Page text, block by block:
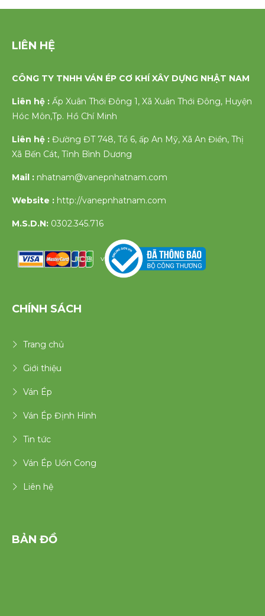
LIÊN HỆ
CÔNG TY TNHH VÁN ÉP CƠ KHÍ XÂY DỰNG NHẬT NAM
Liên hệ : Ấp Xuân Thới Đông 1, Xã Xuân Thới Đông, Huyện
Hóc Môn,Tp. Hồ Chí Minh
Liên hệ : Đường ĐT 748, Tổ 6, ấp An Mỹ, Xã An Điền, Thị
Xã Bến Cát, Tỉnh Bình Dương
Mail : nhatnam@vanepnhatnam.com
Website : http://vanepnhatnam.com
M.S.D.N: 0302.345.716
v
CHÍNH SÁCH
Trang chủ
Giới thiệu
Ván Ép
Ván Ép Định Hình
Tin tức
Ván Ép Uốn Cong
Liên hệ
BẢN ĐỒ